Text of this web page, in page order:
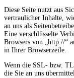
Diese Seite nutzt aus
vertraulicher Inhalte,
an uns als
Eine verschlüsselte
Browsers von „http://“
in Ihrer Browserzeile.
Wenn die SSL- bzw.
die Sie an uns